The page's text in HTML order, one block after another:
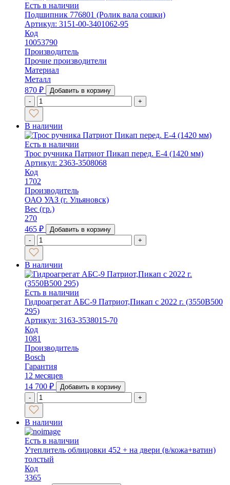
Есть в наличии
Подшипник 776801 (Ролик вала сошки)
Артикул: 3151-00-3401062-95
Код
10053790
Производитель
Прочие производители
Материал
Металл
870 ₽
Добавить в корзину
-
+
В наличии
Есть в наличии
Трос ручника Патриот Пикап перед. Е-4 (1420 мм)
Артикул: 2363-3508068
Код
1702
Производитель
ОАО УАЗ (г. Ульяновск)
Вес (гр.)
270
465 ₽
Добавить в корзину
-
+
В наличии
Есть в наличии
Гидроагрегат АБС-9 Патриот,Пикап с 2022 г. (3550В500
295)
Артикул: 3163-3538015-70
Код
1081
Производитель
Bosch
Гарантия
12 месяцев
14 700 ₽
Добавить в корзину
-
+
В наличии
Есть в наличии
Утеплитель облицовки 452 + на двери (в/кожа+ватин)
толстый
Код
3365